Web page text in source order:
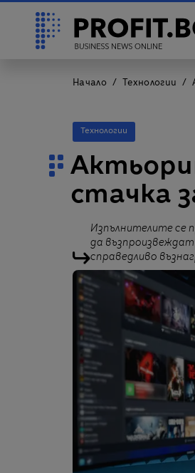
Начало Технологии
Технологии
стачка
Изпълнителите се
да възпроизвеждат
справедливо